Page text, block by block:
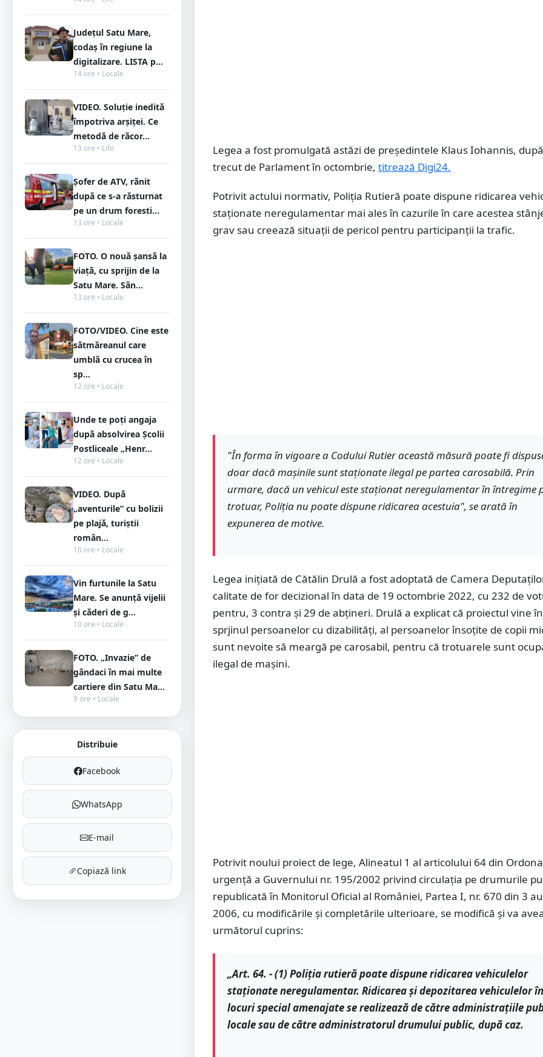
Județul Satu Mare,
codaș în regiune la
digitalizare. LISTA p...
14 ore • Locale
VIDEO. Soluție inedită
împotriva arșiței. Ce
metodă de răcor...
13 ore • Life
Șofer de ATV, rănit
după ce s-a răsturnat
pe un drum foresti...
13 ore • Locale
FOTO. O nouă șansă la
viață, cu sprijin de la
Satu Mare. Sân...
13 ore • Locale
FOTO/VIDEO. Cine este
sătmăreanul care
umblă cu crucea în
sp...
12 ore • Locale
Unde te poți angaja
după absolvirea Școlii
Postliceale „Henr...
12 ore • Locale
VIDEO. După
„aventurile” cu bolizii
pe plajă, turiștii
român...
10 ore • Locale
Vin furtunile la Satu
Mare. Se anunță vijelii
și căderi de g...
10 ore • Locale
FOTO. „Invazie” de
gândaci în mai multe
cartiere din Satu Ma...
9 ore • Locale
Distribuie
Facebook
WhatsApp
E-mail
Copiază link
Legea a fost promulgată astăzi de președintele Klaus Iohannis,
trecut de Parlament în octombrie, titrează Digi24.
Potrivit actului normativ, Poliţia Rutieră poate dispune ridicarea
staţionate neregulamentar mai ales în cazurile în care acestea
grav sau creează situaţii de pericol pentru participanţii la trafic.
"În forma în vigoare a Codului Rutier această măsură poate fi
doar dacă maşinile sunt staţionate ilegal pe partea carosabilă. Prin
urmare, dacă un vehicul este staţionat neregulamentar în întregime
trotuar, Poliţia nu poate dispune ridicarea acestuia", se arată în
expunerea de motive.
Legea inițiată de Cătălin Drulă a fost adoptată de Camera
calitate de for decizional în data de 19 octombrie 2022, cu 232 de
pentru, 3 contra și 29 de abțineri. Drulă a explicat că proiectul vine în
sprjinul persoanelor cu dizabilităţi, al persoanelor însoţite de copii
sunt nevoite să meargă pe carosabil, pentru că trotuarele sunt
ilegal de maşini.
Potrivit noului proiect de lege, Alineatul 1 al articolului 64 din
urgenţă a Guvernului nr. 195/2002 privind circulaţia pe drumurile
republicată în Monitorul Oficial al României, Partea I, nr. 670 din 3
2006, cu modificările şi completările ulterioare, se modifică şi va
următorul cuprins:
„Art. 64. - (1) Poliţia rutieră poate dispune ridicarea vehiculelor
staţionate neregulamentar. Ridicarea şi depozitarea vehiculelor în
locuri special amenajate se realizează de către administraţiile
locale sau de către administratorul drumului public, după caz.